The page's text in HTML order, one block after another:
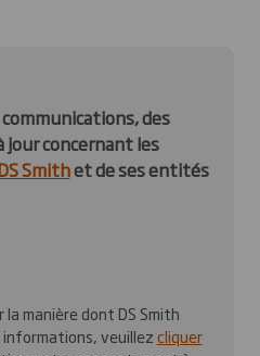
des
jour concernant les
Smithet de ses entités
manière dont DS Smith
veuillezcliquer